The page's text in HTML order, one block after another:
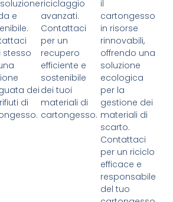
e
stesso
dei
di
riciclaggio
avanzati.
Contattaci
per un
recupero
efficiente e
sostenibile
dei tuoi
materiali di
cartongesso.
il
cartongesso
in risorse
rinnovabili,
offrendo una
soluzione
ecologica
per la
gestione dei
materiali di
scarto.
Contattaci
per un riciclo
efficace e
responsabile
del tuo